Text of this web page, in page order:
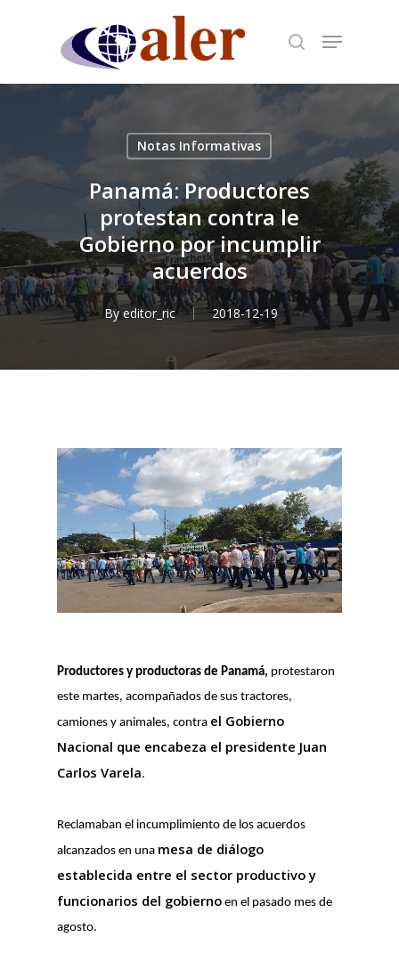
content
Notas Informativas
Panamá: Productores
protestan contra le
Gobierno por incumplir
acuerdos
By editor_ric 2018-12-19
Productores y productoras de Panamá, protestaron
este martes, acompañados de sus tractores,
camiones y animales, contra el Gobierno
Nacional que encabeza el presidente Juan
Carlos Varela.
Reclamaban el incumplimiento de los acuerdos
alcanzados en una mesa de diálogo
establecida entre el sector productivo y
funcionarios del gobierno en el pasado mes de
agosto.